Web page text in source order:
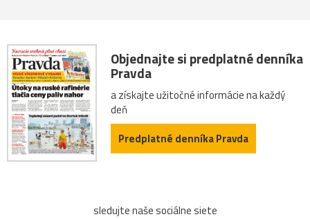
Objednajte si predplatné denníka
Pravda
a získajte užitočné informácie na každý
deň
Predplatné denníka Pravda
sledujte naše sociálne siete